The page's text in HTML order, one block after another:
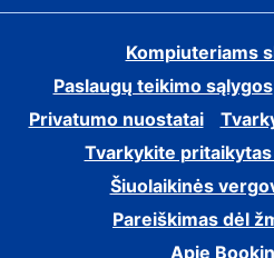
Kompiuteriams
Paslaugų teikimo sąlygos
Privatumo nuostatai
Tvarkykite
Šiuolaikinės
Pareiškimas dėl
Apie